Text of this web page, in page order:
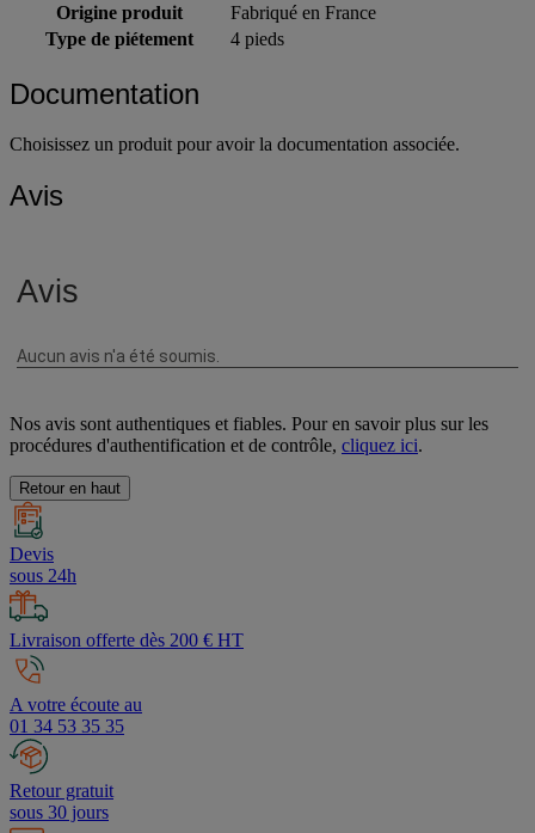
Origine produit
Fabriqué en France
Type de piétement
4 pieds
Documentation
Choisissez un produit pour avoir la documentation associée.
Avis
Nos avis sont authentiques et fiables. Pour en savoir plus sur les
procédures d'authentification et de contrôle, cliquez ici.
Retour en haut
Devis
sous 24h
Livraison offerte dès 200 € HT
A votre écoute au
01 34 53 35 35
Retour gratuit
sous 30 jours